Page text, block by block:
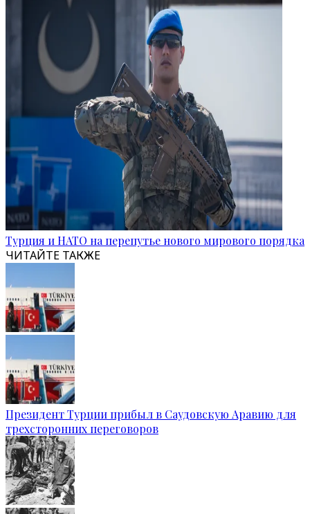
Турция и НАТО на перепутье нового мирового порядка
ЧИТАЙТЕ ТАКЖЕ
Президент Турции прибыл в Саудовскую Аравию для
трехсторонних переговоров